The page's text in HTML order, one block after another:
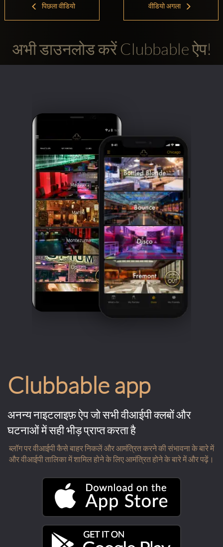
पिछला वीडियो वीडियो अगला
अभी डाउनलोड करें Clubbable ऐप!
Clubbable app
अनन्य नाइटलाइफ़ ऐप जो सभी वीआईपी क्लबों और
घटनाओं में सही भीड़ प्राप्त करता है
ब्लॉग पर वीआईपी कैसे बाहर निकलें और आमंत्रित करने की संभावना के बारे में
और वीआईपी तालिका में शामिल होने के लिए आमंत्रित होने के बारे में और पढ़ें।